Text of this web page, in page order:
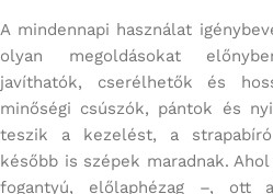
A mindennapi használat
olyan megoldásokat
javíthatók, cserélhetők és
minőségi csúszók, pántok és
teszik a kezelést, a
később is szépek maradnak.
fogantyú, előlaphézag –, ott